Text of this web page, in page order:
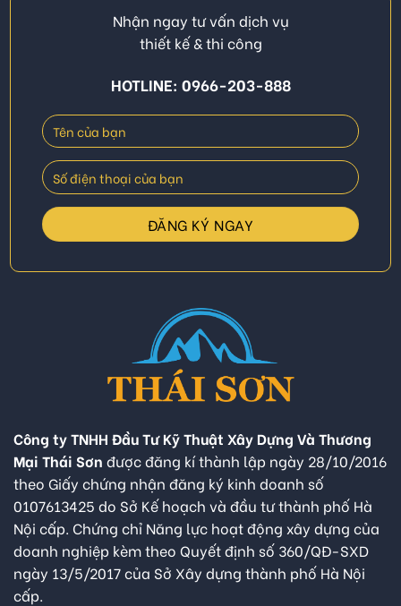
Nhận ngay tư vấn dịch vụ
thiết kế & thi công
HOTLINE: 0966-203-888
Công ty TNHH Đầu Tư Kỹ Thuật Xây Dựng Và Thương
Mại Thái Sơn được đăng kí thành lập ngày 28/10/2016
theo Giấy chứng nhận đăng ký kinh doanh số
0107613425 do Sở Kế hoạch và đầu tư thành phố Hà
Nội cấp. Chứng chỉ Năng lực hoạt động xây dựng của
doanh nghiệp kèm theo Quyết định số 360/QĐ-SXD
ngày 13/5/2017 của Sở Xây dựng thành phố Hà Nội
cấp.